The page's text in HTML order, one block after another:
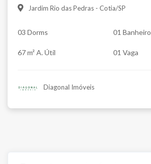
Jardim Rio das Pedras - Cotia/SP
03 Dorms 01 Banheiro
67 m² A. Útil 01 Vaga
Diagonal Imóveis